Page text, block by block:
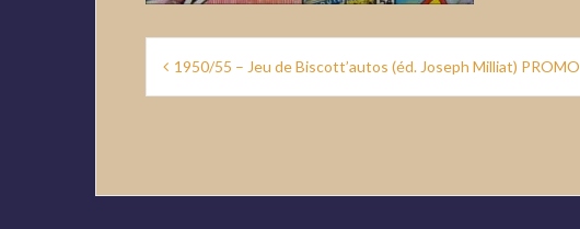
Navigation
de
1950/55 – Jeu de Biscott’autos (éd. Joseph Milliat) PROMO